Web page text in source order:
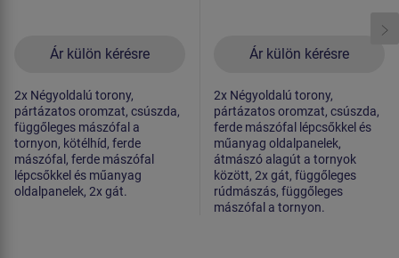
Ár külön kérésre
2x Négyoldalú torony,
pártázatos oromzat, csúszda,
függőleges mászófal a
tornyon, kötélhíd, ferde
mászófal, ferde mászófal
lépcsőkkel és műanyag
oldalpanelek, 2x gát.
Ár külön kérésre
2x Négyoldalú torony,
pártázatos oromzat, csúszda,
ferde mászófal lépcsőkkel és
műanyag oldalpanelek,
átmászó alagút a tornyok
között, 2x gát, függőleges
rúdmászás, függőleges
mászófal a tornyon.